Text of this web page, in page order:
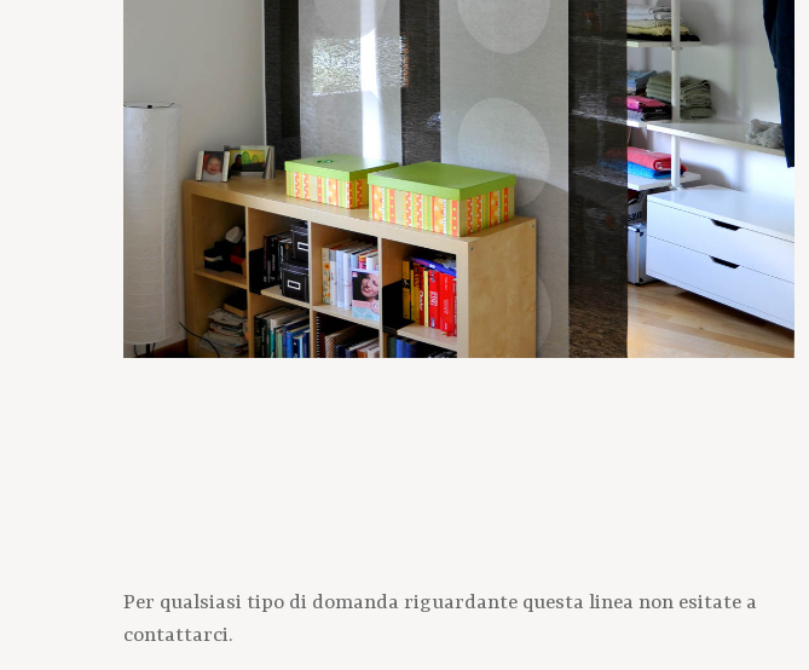
Per qualsiasi tipo di domanda riguardante questa linea non esitate a
contattarci.